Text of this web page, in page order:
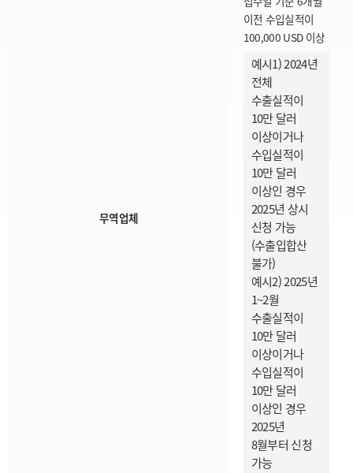
무역업체
이전 수입실적이
100,000 USD 이상
예시1) 2024년
전체
수출실적이
10만 달러
이상이거나
수입실적이
10만 달러
이상인 경우
2025년 상시
신청 가능
(수출입합산
불가)
예시2) 2025년
1~2월
수출실적이
10만 달러
이상이거나
수입실적이
10만 달러
이상인 경우
2025년
8월부터 신청
가능